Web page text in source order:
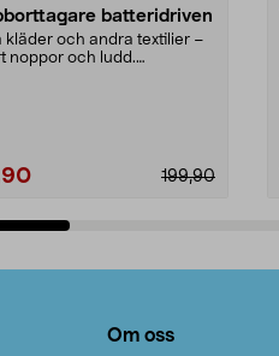
batteridriven
kläder och andra textilier –
noppor och ludd.
199,90
Om oss